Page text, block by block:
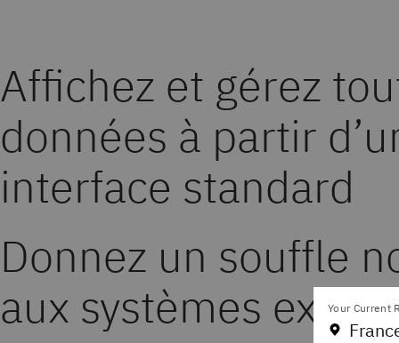
Affichez et gérez
données à partir
interface standard
Donnez un souffle
aux systèmes
Your Current